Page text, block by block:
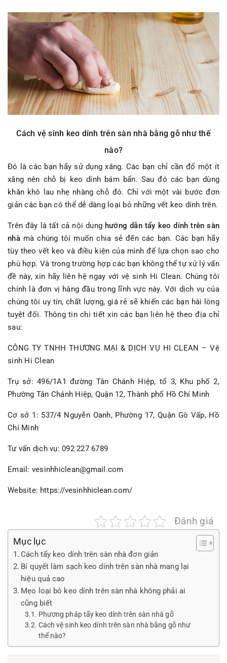
Cách vệ sinh keo dính trên sàn nhà bằng gỗ như thế
nào?
Đó là các bạn hãy sử dụng xăng. Các bạn chỉ cần đổ một ít
xăng nên chỗ bị keo dính bám bẩn. Sau đó các bạn dùng
khăn khô lau nhẹ nhàng chỗ đó. Chỉ với một vài bước đơn
giản các bạn có thể dễ dàng loại bỏ những vết keo dính trên.
Trên đây là tất cả nội dung hướng dẫn tẩy keo dính trên sàn
nhàmà chúng tôi muốn chia sẻ đến các bạn. Các bạn hãy
tùy theo vết keo và điều kiện của mình để lựa chọn sao cho
phù hợp. Và trong trường hợp các bạn không thể tự xử lý vấn
đề này, xin hãy liên hệ ngay với vệ sinh Hi Clean. Chúng tôi
chính là đơn vị hàng đầu trong lĩnh vực này. Với dịch vụ của
chúng tôi uy tín, chất lượng, giá rẻ sẽ khiến các bạn hài lòng
tuyệt đối. Thông tin chi tiết xin các bạn liên hệ theo địa chỉ
sau:
CÔNG TY TNHH THƯƠNG MẠI & DỊCH VỤ HI CLEAN – Vệ
sinh Hi Clean
Trụ sở: 496/1A1 đường Tân Chánh Hiệp, tổ 3, Khu phố 2,
Phường Tân Chánh Hiệp, Quận 12, Thành phố Hồ Chí Minh
Cơ sở 1: 537/4 Nguyễn Oanh, Phường 17, Quận Gò Vấp, Hồ
Chí Minh
Tư vấn dịch vụ: 092 227 6789
Email: vesinhhiclean@gmail.com
Website: https://vesinhhiclean.com/
Đánh giá
Mục lục
Cách tẩy keo dính trên sàn nhà đơn giản
Bí quyết làm sạch keo dính trên sàn nhà mang lại
hiệu quả cao
Mẹo loại bỏ keo dính trên sàn nhà không phải ai
cũng biết
Phương pháp tẩy keo dính trên sàn nhà gỗ
Cách vệ sinh keo dính trên sàn nhà bằng gỗ như
thế nào?